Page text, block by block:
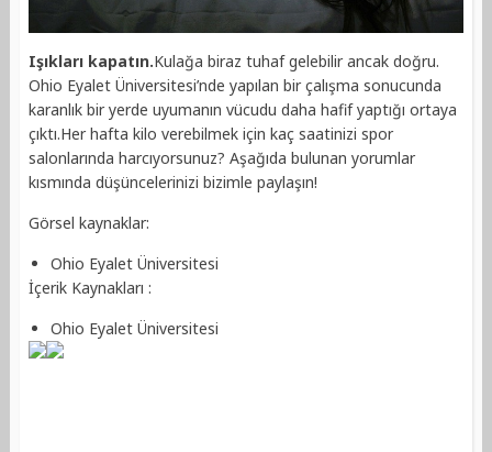
Işıkları kapatın.Kulağa biraz tuhaf gelebilir ancak doğru.
Ohio Eyalet Üniversitesi’nde yapılan bir çalışma sonucunda
karanlık bir yerde uyumanın vücudu daha hafif yaptığı ortaya
çıktı.Her hafta kilo verebilmek için kaç saatinizi spor
salonlarında harcıyorsunuz? Aşağıda bulunan yorumlar
kısmında düşüncelerinizi bizimle paylaşın!
Görsel kaynaklar:
Ohio Eyalet Üniversitesi
İçerik Kaynakları :
Ohio Eyalet Üniversitesi